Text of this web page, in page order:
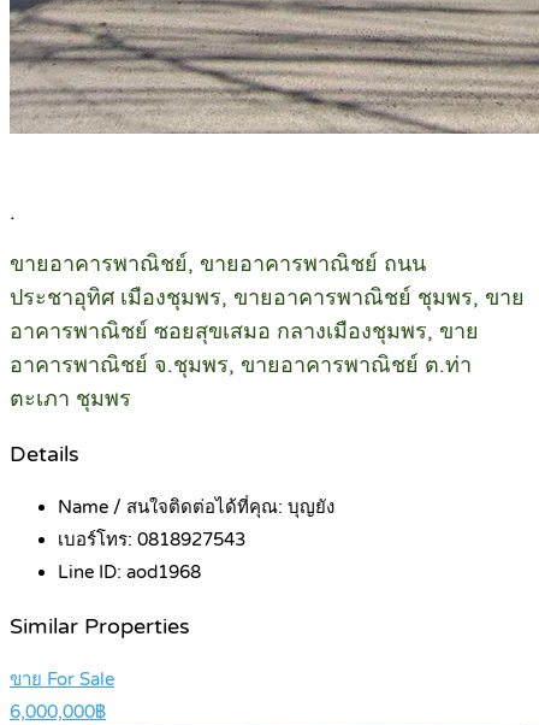
.
ขายอาคารพาณิชย์, ขายอาคารพาณิชย์ ถนน
ประชาอุทิศ เมืองชุมพร, ขายอาคารพาณิชย์ ชุมพร, ขาย
อาคารพาณิชย์ ซอยสุขเสมอ กลางเมืองชุมพร, ขาย
อาคารพาณิชย์ จ.ชุมพร, ขายอาคารพาณิชย์ ต.ท่า
ตะเภา ชุมพร
Details
Name / สนใจติดต่อได้ที่คุณ: บุญยัง
เบอร์โทร: 0818927543
Line ID: aod1968
Similar Properties
ขาย For Sale
6,000,000฿